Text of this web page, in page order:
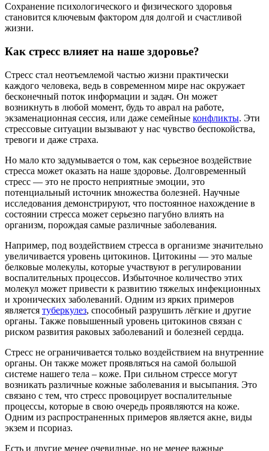
Сохранение психологического и физического здоровья
становится ключевым фактором для долгой и счастливой
жизни.
Как стресс влияет на наше здоровье?
Стресс стал неотъемлемой частью жизни практически
каждого человека, ведь в современном мире нас окружает
бесконечный поток информации и задач. Он может
возникнуть в любой момент, будь то аврал на работе,
экзаменационная сессия, или даже семейные конфликты. Эти
стрессовые ситуации вызывают у нас чувство беспокойства,
тревоги и даже страха.
Но мало кто задумывается о том, как серьезное воздействие
стресса может оказать на наше здоровье. Долговременный
стресс — это не просто неприятные эмоции, это
потенциальный источник множества болезней. Научные
исследования демонстрируют, что постоянное нахождение в
состоянии стресса может серьезно пагубно влиять на
организм, порождая самые различные заболевания.
Например, под воздействием стресса в организме значительно
увеличивается уровень цитокинов. Цитокины — это малые
белковые молекулы, которые участвуют в регулировании
воспалительных процессов. Избыточное количество этих
молекул может привести к развитию тяжелых инфекционных
и хронических заболеваний. Одним из ярких примеров
является туберкулез, способный разрушить лёгкие и другие
органы. Также повышенный уровень цитокинов связан с
риском развития раковых заболеваний и болезней сердца.
Стресс не ограничивается только воздействием на внутренние
органы. Он также может проявляться на самой большой
системе нашего тела – коже. При сильном стрессе могут
возникать различные кожные заболевания и высыпания. Это
связано с тем, что стресс провоцирует воспалительные
процессы, которые в свою очередь проявляются на коже.
Одним из распространенных примеров является акне, виды
экзем и псориаз.
Есть и другие менее очевидные, но не менее важные